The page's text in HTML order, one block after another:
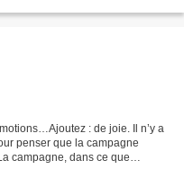
: de joie. Il n’y a
penser que la campagne
campagne, dans ce que